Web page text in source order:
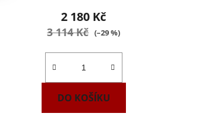
2 180 Kč
3 114 Kč (–29 %)
DO KOŠÍKU